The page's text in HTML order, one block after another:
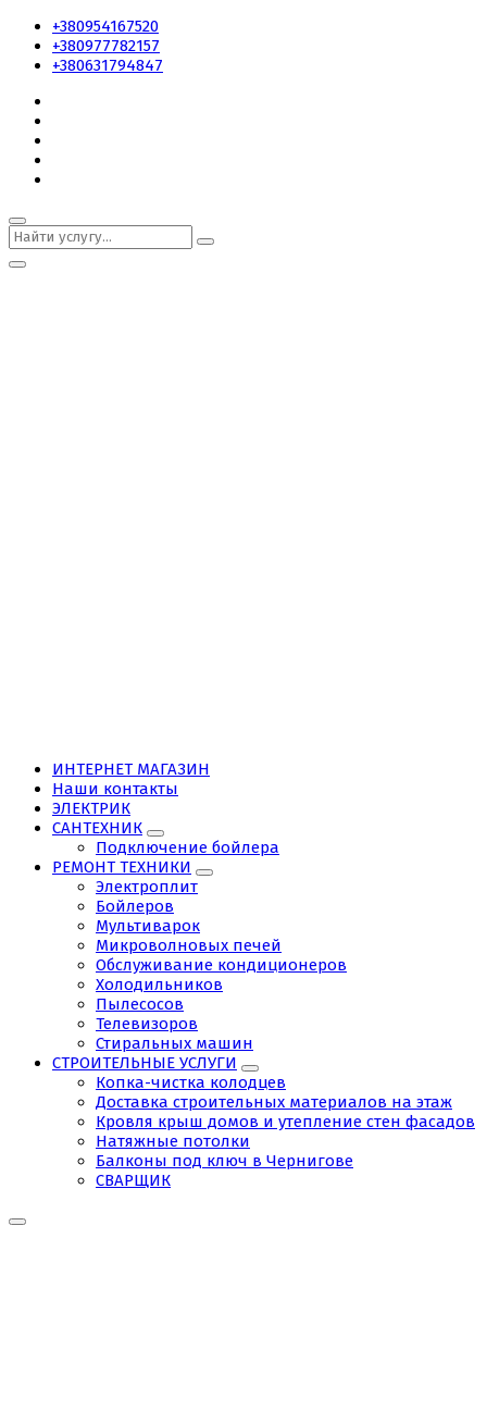
+380954167520
+380977782157
+380631794847
ИНТЕРНЕТ МАГАЗИН
Наши контакты
ЭЛЕКТРИК
САНТЕХНИК
Подключение бойлера
РЕМОНТ ТЕХНИКИ
Электроплит
Бойлеров
Мультиварок
Микроволновых печей
Обслуживание кондиционеров
Холодильников
Пылесосов
Телевизоров
Стиральных машин
СТРОИТЕЛЬНЫЕ УСЛУГИ
Копка-чистка колодцев
Доставка строительных материалов на этаж
Кровля крыш домов и утепление стен фасадов
Натяжные потолки
Балконы под ключ в Чернигове
СВАРЩИК